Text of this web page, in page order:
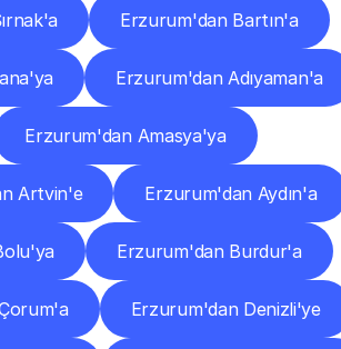
Erzurum'dan Bartın'a
Erzurum'dan Adıyaman'a
Erzurum'dan Amasya'ya
Artvin'e Erzurum'dan Aydın'a
Erzurum'dan Burdur'a
Erzurum'dan Denizli'ye